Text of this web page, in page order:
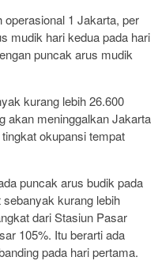
1 Jakarta, per
mudik hari kedua pada hari
puncak arus mudik
kurang lebih 26.600
akan meninggalkan Jakarta
okupansi tempat
puncak arus budik pada
kurang lebih
dari Stasiun Pasar
105%. Itu berarti ada
pada hari pertama.